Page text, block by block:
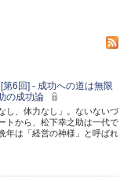
6回] - 成功への道は無限
の成功論
し、体力なし」。ないないづ
トから、松下幸之助は一代で
年は「経営の神様」と呼ばれ